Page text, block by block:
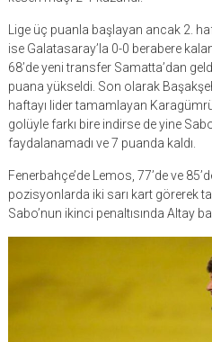
Lige üç puanla başlayan ancak 2.
ise Galatasaray’la 0-0 berabere
68’de yeni transfer Samatta’dan
puana yükseldi. Son olarak
haftayı lider tamamlayan
golüyle farkı bire indirse de yine
faydalanamadı ve 7 puanda kaldı.
Fenerbahçe’de Lemos, 77’de ve
pozisyonlarda iki sarı kart görerek
Sabo’nun ikinci penaltısında Altay